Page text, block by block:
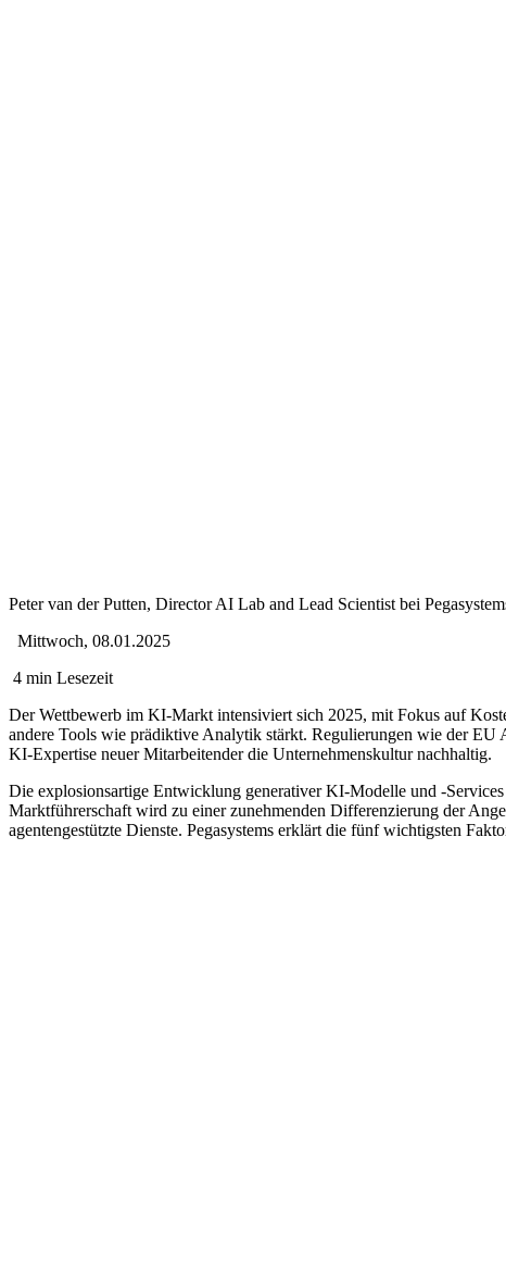
Peter van der Putten, Director AI Lab and Lead Scientist bei
Mittwoch, 08.01.2025
4 min Lesezeit
Der Wettbewerb im KI-Markt intensiviert sich 2025, mit Fokus auf
andere Tools wie prädiktive Analytik stärkt. Regulierungen wie der
KI-Expertise neuer Mitarbeitender die Unternehmenskultur nachhaltig.
Die explosionsartige Entwicklung generativer KI-Modelle und -
Marktführerschaft wird zu einer zunehmenden Differenzierung der
agentengestützte Dienste. Pegasystems erklärt die fünf wichtigsten